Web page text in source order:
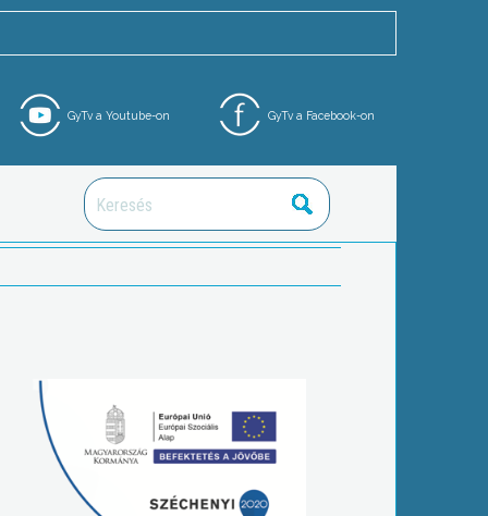
GyTv a Facebook-on
GyTv a Youtube-on